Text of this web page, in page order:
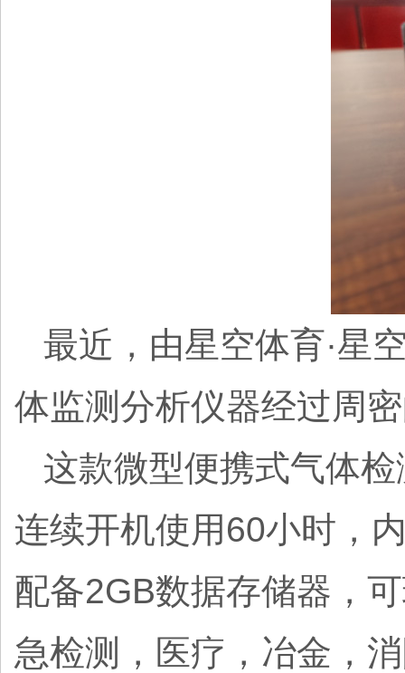
最近，由星空体育·星
体监测分析仪器经过周
这款微型便携式气体
连续开机使用60小时，
配备2GB数据存储器，
急检测，医疗，冶金，